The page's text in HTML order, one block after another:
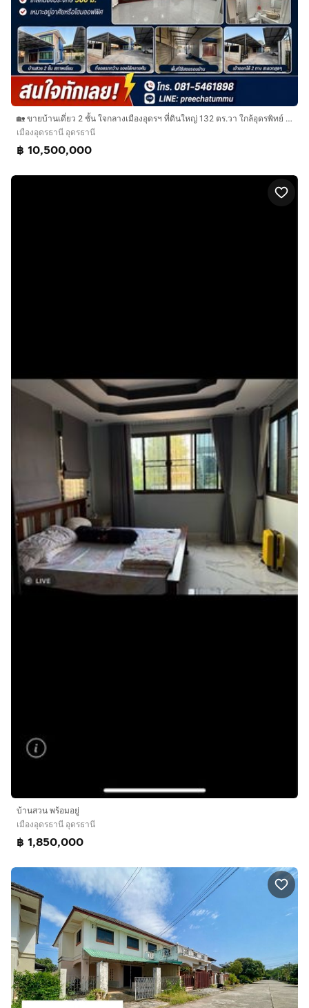
🏡 ขายบ้านเดี่ยว 2 ชั้น ใจกลางเมืองอุดรฯ ที่ดินใหญ่ 132 ตร.วา ใกล้อุดรพิทย์ 200 ม. ราคา 10.5 ล้านบาท เจ้าของขายเอง
เมืองอุดรธานี อุดรธานี
฿ 10,500,000
บ้านสวน พร้อมอยู่
เมืองอุดรธานี อุดรธานี
฿ 1,850,000